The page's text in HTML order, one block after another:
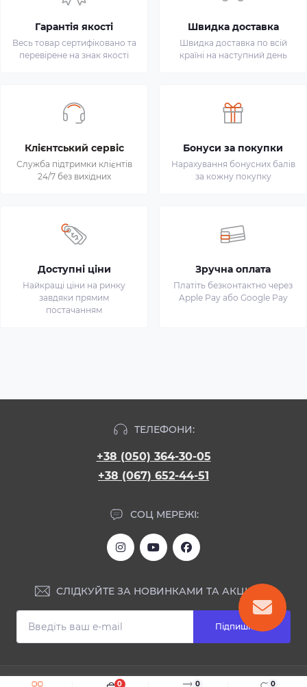
0 0
0
Гарантія якості
Весь товар сертифіковано та
перевірене на знак якості
Швидка доставка
Швидка доставка по всій
країні на наступний день
Клієнтський сервіс
Служба підтримки клієнтів
24/7 без вихідних
Бонуси за покупки
Нарахування бонусних балів
за кожну покупку
Доступні ціни
Найкращі ціни на ринку
завдяки прямим
постачанням
Зручна оплата
Платіть безконтактно через
Apple Pay або Google Pay
ТЕЛЕФОНИ:
+38 (050) 364-30-05
+38 (067) 652-44-51
СОЦ МЕРЕЖІ:
СЛІДКУЙТЕ ЗА НОВИНКАМИ ТА АКЦІЯМИ:
Підпишіться
ІНФОРМАЦІЯ